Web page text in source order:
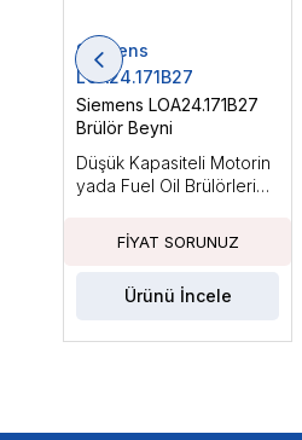
Siemens
LOA24.171B27
Siemens LOA24.171B27
Brülör Beyni
Düşük Kapasiteli Motorin
yada Fuel Oil Brülörleri
Ürünü İncele